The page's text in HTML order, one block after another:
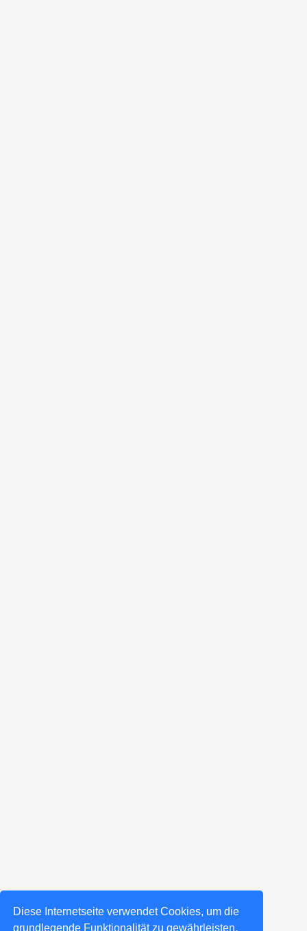
Diese Internetseite verwendet Cookies, um die
grundlegende Funktionalität zu gewährleisten,